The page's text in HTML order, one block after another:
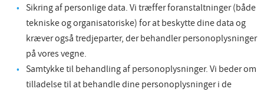
Sikring af personlige data. Vi træffer foranstaltninger (både
tekniske og organisatoriske) for at beskytte dine data og
kræver også tredjeparter, der behandler personoplysninger
på vores vegne.
Samtykke til behandling af personoplysninger. Vi beder om
tilladelse til at behandle dine personoplysninger i de